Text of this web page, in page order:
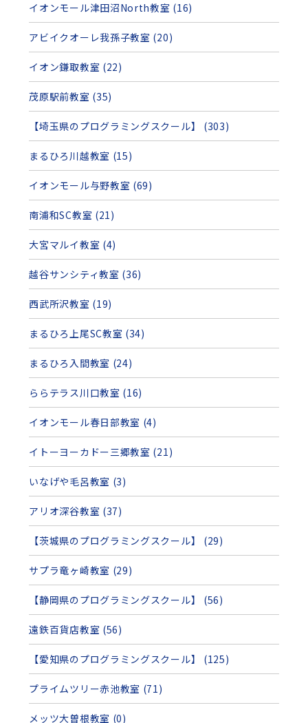
イオンモール津田沼North教室 (16)
アビイクオーレ我孫子教室 (20)
イオン鎌取教室 (22)
茂原駅前教室 (35)
【埼玉県のプログラミングスクール】 (303)
まるひろ川越教室 (15)
イオンモール与野教室 (69)
南浦和SC教室 (21)
大宮マルイ教室 (4)
越谷サンシティ教室 (36)
西武所沢教室 (19)
まるひろ上尾SC教室 (34)
まるひろ入間教室 (24)
ららテラス川口教室 (16)
イオンモール春日部教室 (4)
イトーヨーカドー三郷教室 (21)
いなげや毛呂教室 (3)
アリオ深谷教室 (37)
【茨城県のプログラミングスクール】 (29)
サプラ竜ヶ崎教室 (29)
【静岡県のプログラミングスクール】 (56)
遠鉄百貨店教室 (56)
【愛知県のプログラミングスクール】 (125)
プライムツリー赤池教室 (71)
メッツ大曽根教室 (0)